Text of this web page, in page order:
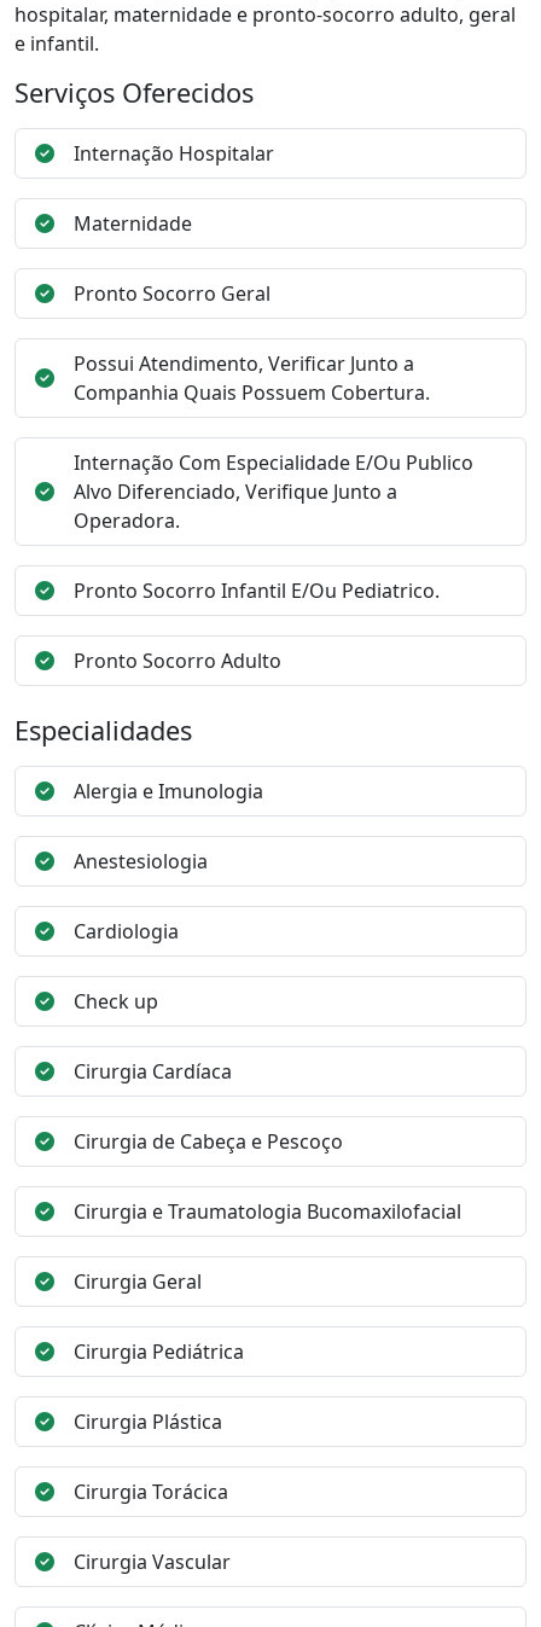
hospitalar, maternidade e pronto-socorro adulto, geral
e infantil.
Serviços Oferecidos
Internação Hospitalar
Maternidade
Pronto Socorro Geral
Possui Atendimento, Verificar Junto a
Companhia Quais Possuem Cobertura.
Internação Com Especialidade E/Ou Publico
Alvo Diferenciado, Verifique Junto a
Operadora.
Pronto Socorro Infantil E/Ou Pediatrico.
Pronto Socorro Adulto
Especialidades
Alergia e Imunologia
Anestesiologia
Cardiologia
Check up
Cirurgia Cardíaca
Cirurgia de Cabeça e Pescoço
Cirurgia e Traumatologia Bucomaxilofacial
Cirurgia Geral
Cirurgia Pediátrica
Cirurgia Plástica
Cirurgia Torácica
Cirurgia Vascular